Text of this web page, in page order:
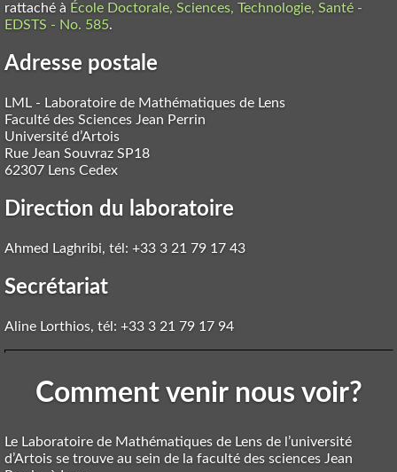
rattaché à École Doctorale, Sciences, Technologie, Santé -
EDSTS - No. 585.
Adresse postale
LML - Laboratoire de Mathématiques de Lens
Faculté des Sciences Jean Perrin
Université d’Artois
Rue Jean Souvraz SP18
62307 Lens Cedex
Direction du laboratoire
Ahmed Laghribi, tél: +33 3 21 79 17 43
Secrétariat
Aline Lorthios, tél: +33 3 21 79 17 94
Comment venir nous voir?
Le Laboratoire de Mathématiques de Lens de l’université
d’Artois se trouve au sein de la faculté des sciences Jean